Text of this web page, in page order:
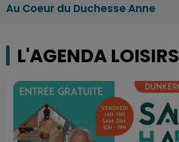
Au Coeur du Duchesse Anne
L'AGENDA LOISIRS